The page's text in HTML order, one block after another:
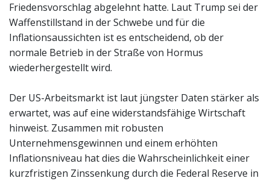
Friedensvorschlag abgelehnt hatte. Laut Trump sei der
Waffenstillstand in der Schwebe und für die
Inflationsaussichten ist es entscheidend, ob der
normale Betrieb in der Straße von Hormus
wiederhergestellt wird.
Der US-Arbeitsmarkt ist laut jüngster Daten stärker als
erwartet, was auf eine widerstandsfähige Wirtschaft
hinweist. Zusammen mit robusten
Unternehmensgewinnen und einem erhöhten
Inflationsniveau hat dies die Wahrscheinlichkeit einer
kurzfristigen Zinssenkung durch die Federal Reserve in